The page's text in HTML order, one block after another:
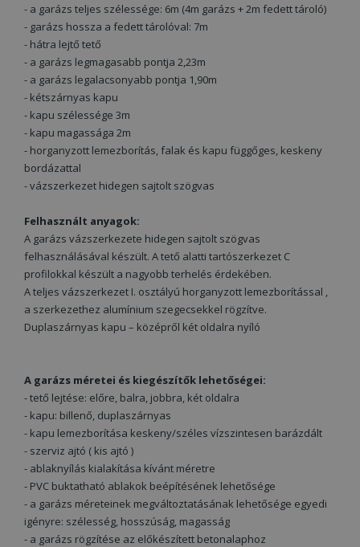
- a garázs teljes szélessége: 6m (4m garázs + 2m fedett tároló)
- garázs hossza a fedett tárolóval: 7m
- hátra lejtő tető
- a garázs legmagasabb pontja 2,23m
- a garázs legalacsonyabb pontja 1,90m
- kétszárnyas kapu
- kapu szélessége 3m
- kapu magassága 2m
- horganyzott lemezborítás, falak és kapu függőges, keskeny
bordázattal
- vázszerkezet hidegen sajtolt szögvas
Felhasznált anyagok:
A garázs vázszerkezete hidegen sajtolt szögvas
felhasználásával készült. A tető alatti tartószerkezet C
profilokkal készült a nagyobb terhelés érdekében.
A teljes vázszerkezet I. osztályú horganyzott lemezborítással ,
a szerkezethez alumínium szegecsekkel rögzítve.
Duplaszárnyas kapu – középről két oldalra nyíló
A garázs méretei és kiegészítők lehetőségei:
- tető lejtése: előre, balra, jobbra, két oldalra
- kapu: billenő, duplaszárnyas
- kapu lemezborítása keskeny/széles vízszintesen barázdált
- szerviz ajtó ( kis ajtó )
- ablaknyílás kialakítása kívánt méretre
- PVC buktatható ablakok beépítésének lehetősége
- a garázs méreteinek megváltoztatásának lehetősége egyedi
igényre: szélesség, hosszúság, magasság
- a garázs rögzítése az előkészített betonalaphoz